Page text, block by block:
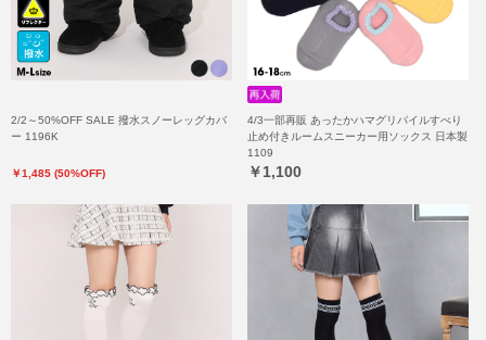
2/2～50%OFF SALE 撥水スノーレッグカバ
ー 1196K
￥1,485 (50%OFF)
4/3一部再販 あったかハマグリパイルすべり
止め付きルームスニーカー用ソックス 日本製
1109
￥1,100